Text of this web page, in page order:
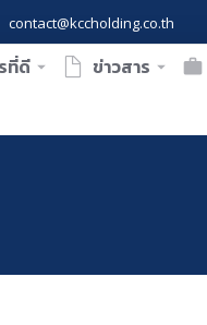
contact@kccholding.co.th
ที่ดี ข่าวสาร